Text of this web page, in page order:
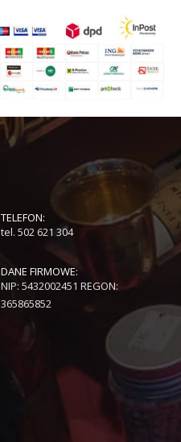
TELEFON:
tel. 502 621 304
DANE FIRMOWE:
NIP: 5432002451 REGON:
365865852